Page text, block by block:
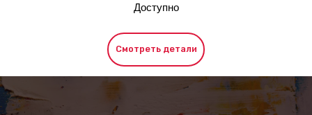
Доступно
Смотреть детали